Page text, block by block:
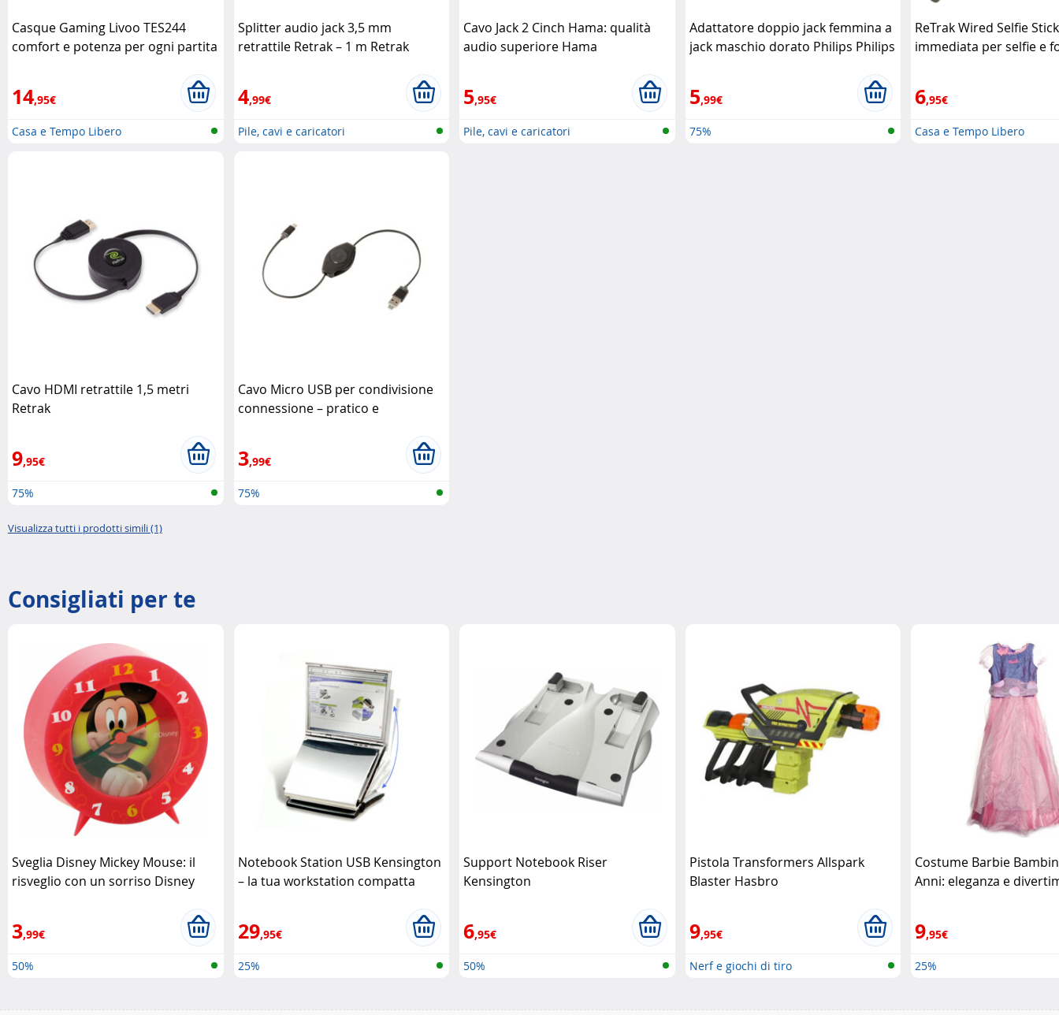
Casque Gaming Livoo TES244
comfort e potenza per ogni partita
14,95€
Casa e Tempo Libero
Splitter audio jack 3,5 mm
retrattile Retrak – 1 m Retrak
4,99€
Pile, cavi e caricatori
Cavo Jack 2 Cinch Hama: qualità
audio superiore Hama
5,95€
Pile, cavi e caricatori
Adattatore doppio jack femmina a
jack maschio dorato Philips Philips
5,99€
75%
ReTrak Wired Selfie
immediata per selfie e
6,95€
Casa e Tempo Libero
Cavo HDMI retrattile 1,5 metri
Retrak
9,95€
75%
Cavo Micro USB per condivisione
connessione – pratico e
3,99€
75%
Visualizza tutti i prodotti simili (1)
Consigliati per te
Sveglia Disney Mickey Mouse: il
risveglio con un sorriso Disney
3,99€
50%
Notebook Station USB Kensington
– la tua workstation compatta
29,95€
25%
Support Notebook Riser
Kensington
6,95€
50%
Pistola Transformers Allspark
Blaster Hasbro
9,95€
Nerf e giochi di tiro
Costume Barbie
Anni: eleganza e
9,95€
25%